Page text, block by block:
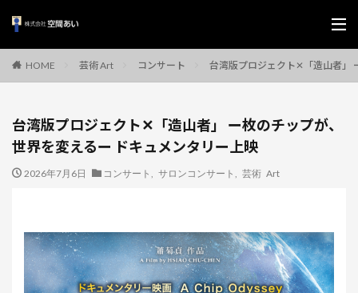
HOME 芸術 Art コンサート 台湾版プロジェクト✕「造山者」
台湾版プロジェクト✕「造山者」 ー枚のチップが、
世界を変えるー ドキュメンタリー上映
2026年7月6日 コンサート サロンコンサート 芸術 Art